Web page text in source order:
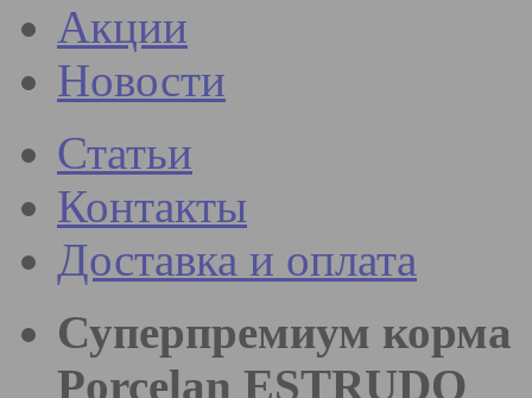
Акции
Новости
Статьи
Контакты
Доставка и оплата
Суперпремиум корма
Porcelan ESTRUDO